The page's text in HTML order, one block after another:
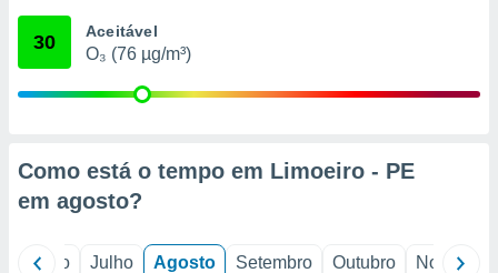
através
30 Aceitável
O₃ (76 µg/m³)
Como está o tempo em Limoeiro - PE
em agosto?
Junho Julho Agosto Setembro Outubro Novembro